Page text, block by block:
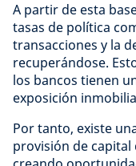
A partir de esta
tasas de política
transacciones y la
recuperándose.
los bancos tienen
exposición
Por tanto, existe
provisión de capital